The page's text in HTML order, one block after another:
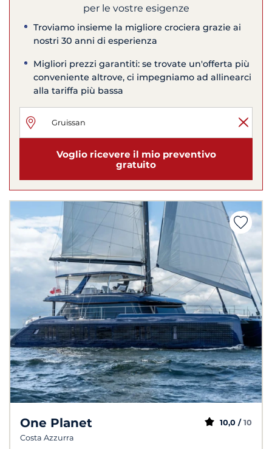
per le vostre esigenze
Troviamo insieme la migliore crociera grazie ai
nostri 30 anni di esperienza
Migliori prezzi garantiti: se trovate un'offerta più
conveniente altrove, ci impegniamo ad allinearci
alla tariffa più bassa
Voglio ricevere il mio preventivo
gratuito
One Planet
Costa Azzurra
10,0 / 10